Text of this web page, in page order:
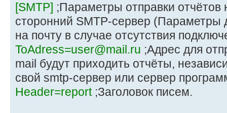
[SMTP] ;Параметры отправки отчётов
сторонний SMTP-сервер (Параметры
на почту в случае отсутствия
ToAdress=user@mail.ru ;Адрес для
mail будут приходить отчёты,
свой smtp-сервер или сервер
Header=report;Заголовок писем.